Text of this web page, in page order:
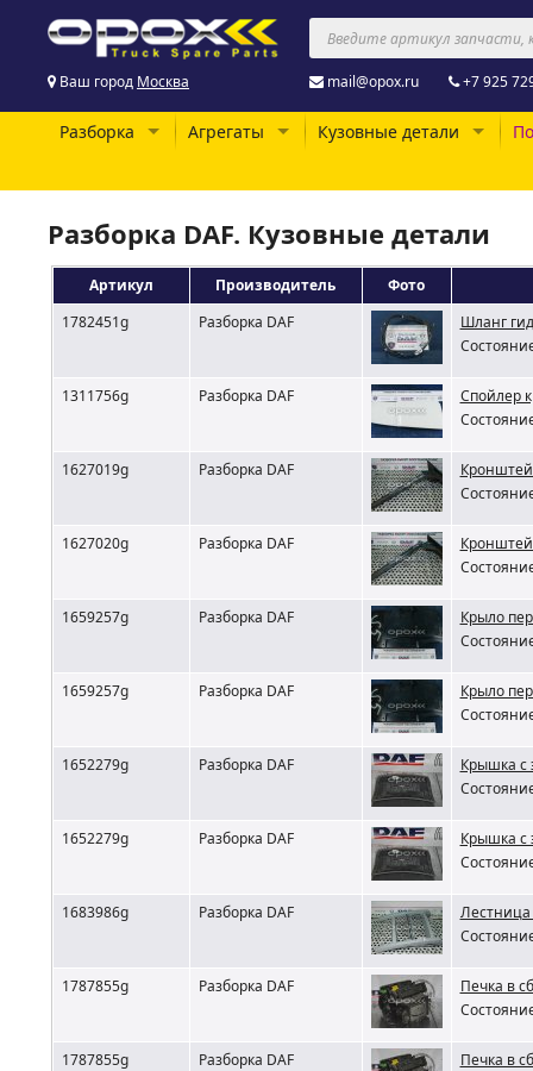
Ваш город Москва mail@opox.ru +7 925
Разборка Агрегаты Кузовные детали
Разборка DAF. Кузовные детали
Артикул Производитель
Фото
1782451g
Разборка DAF
Шланг
1311756g Разборка DAF
Спойлер
1627019g Разборка DAF
1627020g Разборка DAF
1659257g Разборка DAF
Крыло
1659257g Разборка DAF
Крыло
1652279g Разборка DAF
Крышка с
1652279g Разборка DAF
Крышка с
1683986g Разборка DAF
Лестница
1787855g Разборка DAF
Печка в
1787855g Разборка DAF
Печка в